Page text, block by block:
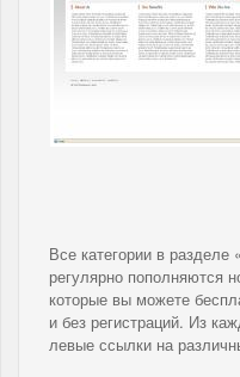
Все категории в
регулярно пополняются
которые вы можете
и без регистраций. Из
левые ссылки на